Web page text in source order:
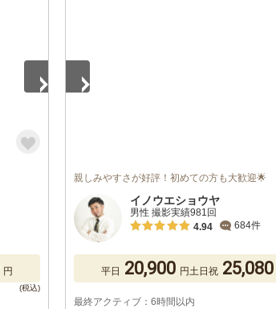
円
親しみやすさが好評！初めての方も大歓迎🌟
イノウエショウヤ
男性 撮影実績981回
4.94
684件
平日 20,900 円土日祝 25,080
最終アクティブ：6時間以内